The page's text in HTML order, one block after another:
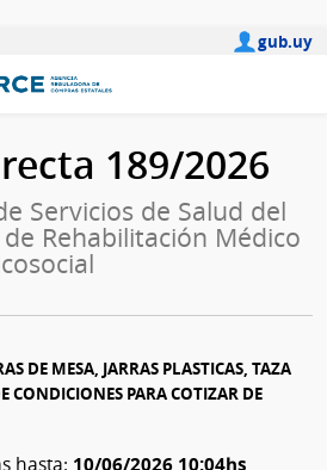
gub.uy
189/2026
Servicios de Salud del
Rehabilitación Médico
DE MESA, JARRAS PLASTICAS, TAZA
CONDICIONES PARA COTIZAR DE
10/06/2026 10:04hs